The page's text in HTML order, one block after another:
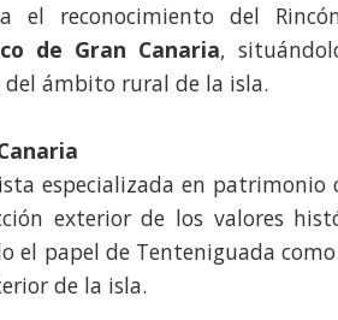
el reconocimiento del
de Gran Canaria,
ámbito rural de la isla.
especializada en patrimonio
exterior de los valores
el papel de Tenteniguada
de la isla.